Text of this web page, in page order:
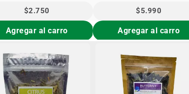
$2.750
Agregar al carro
$5.990
Agregar al carro